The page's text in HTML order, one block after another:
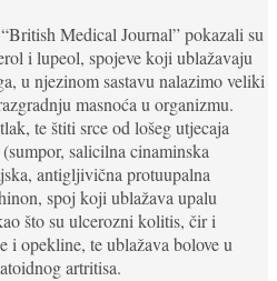
Medical Journal” pokazali su
i lupeol, spojeve koji ublažavaju
u njezinom sastavu nalazimo veliki
masnoća u organizmu.
te štiti srce od lošeg utjecaja
salicilna cinaminska
antigljivična protuupalna
spoj koji ublažava upalu
što su ulcerozni kolitis, čir i
i opekline, te ublažava bolove u
artritisa.